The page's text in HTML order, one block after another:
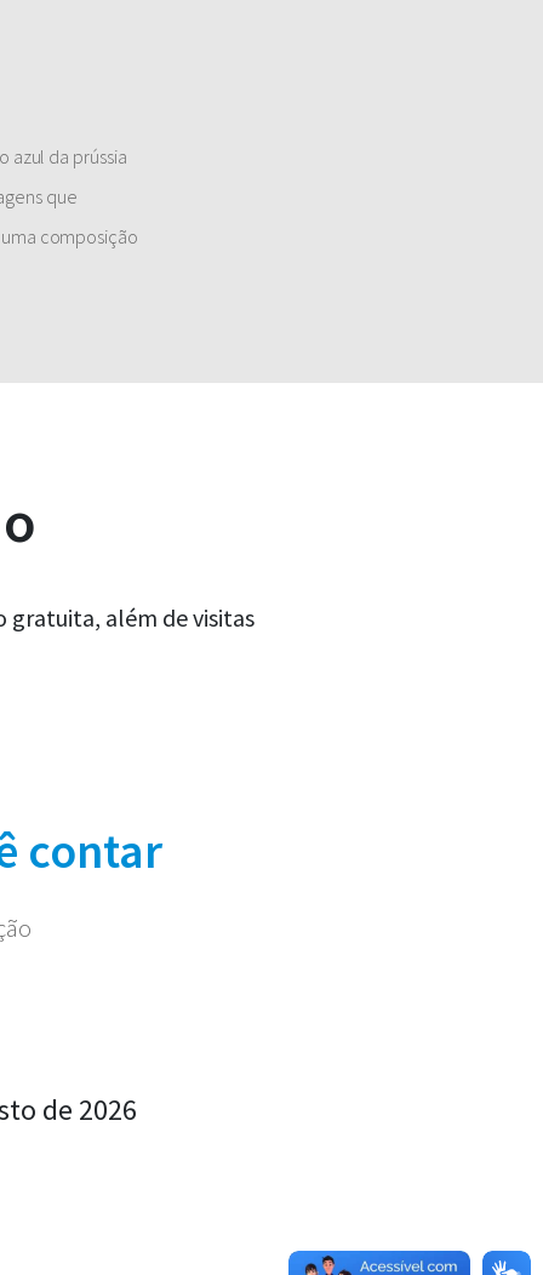
azul da prússia
que
composição
gratuita, além de visitas
contar
de 2026